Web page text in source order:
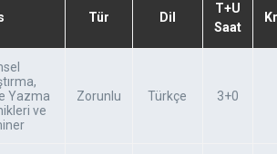
Tür Dil
T+U
Saat
Yazma
ve
Zorunlu Türkçe 3+0